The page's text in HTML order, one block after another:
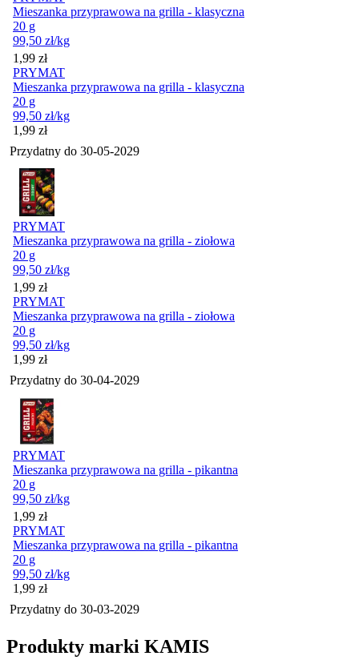
Mieszanka przyprawowa na grilla - klasyczna
20 g
99,50 zł/kg
Cena
1,99 zł
PRYMAT
Mieszanka przyprawowa na grilla - klasyczna
20 g
99,50 zł/kg
Cena
1,99 zł
Przydatny do 30-05-2029
PRYMAT
Mieszanka przyprawowa na grilla - ziołowa
20 g
99,50 zł/kg
Cena
1,99 zł
PRYMAT
Mieszanka przyprawowa na grilla - ziołowa
20 g
99,50 zł/kg
Cena
1,99 zł
Przydatny do 30-04-2029
PRYMAT
Mieszanka przyprawowa na grilla - pikantna
20 g
99,50 zł/kg
Cena
1,99 zł
PRYMAT
Mieszanka przyprawowa na grilla - pikantna
20 g
99,50 zł/kg
Cena
1,99 zł
Przydatny do 30-03-2029
Produkty marki KAMIS